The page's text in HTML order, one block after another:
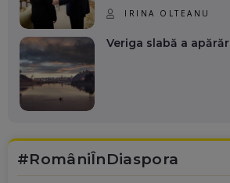
IRINA OLTEANU
Veriga slabă a
#RomâniÎnDiaspora